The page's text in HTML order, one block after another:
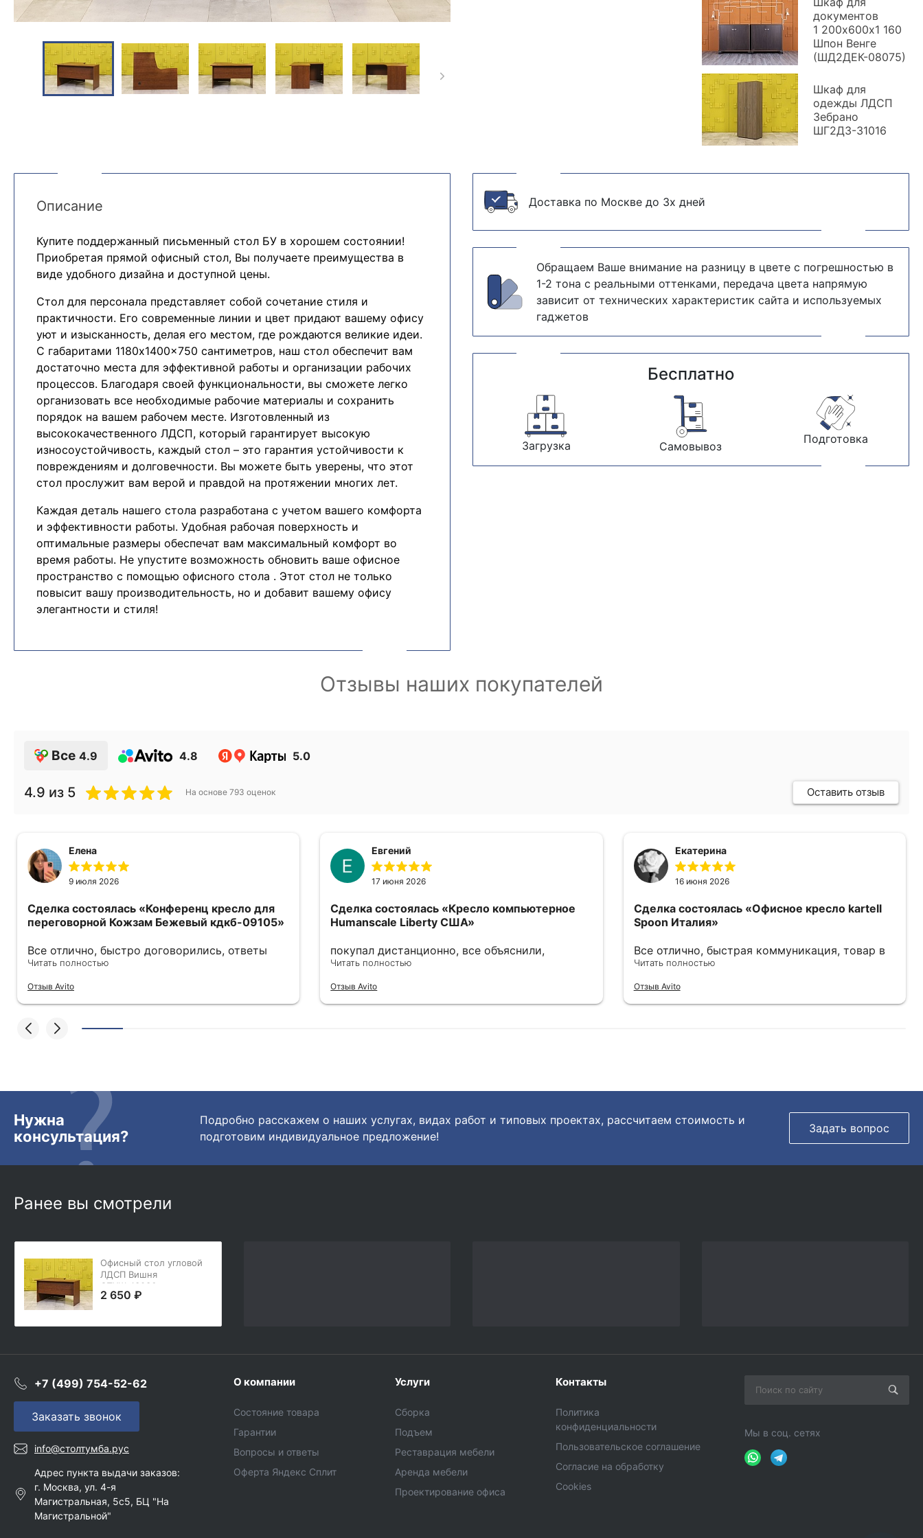
документов
1 200х600х1 160
Шпон Венге
(ШД2ДЕК-08075)
Шкаф для
одежды ЛДСП
Зебрано
ШГ2ДЗ-31016
Описание
Купите поддержанный письменный стол БУ в хорошем состоянии!
Приобретая прямой офисный стол, Вы получаете преимущества в
виде удобного дизайна и доступной цены.
Cтол для персонала представляет собой сочетание стиля и
практичности. Его современные линии и цвет придают вашему офису
уют и изысканность, делая его местом, где рождаются великие идеи.
С габаритами 1180x1400x750 сантиметров, наш стол обеспечит вам
достаточно места для эффективной работы и организации рабочих
процессов. Благодаря своей функциональности, вы сможете легко
организовать все необходимые рабочие материалы и сохранить
порядок на вашем рабочем месте. Изготовленный из
высококачественного ЛДСП, который гарантирует высокую
износоустойчивость, каждый стол – это гарантия устойчивости к
повреждениям и долговечности. Вы можете быть уверены, что этот
стол прослужит вам верой и правдой на протяжении многих лет.
Каждая деталь нашего стола разработана с учетом вашего комфорта
и эффективности работы. Удобная рабочая поверхность и
оптимальные размеры обеспечат вам максимальный комфорт во
время работы. Не упустите возможность обновить ваше офисное
пространство с помощью офисного стола . Этот стол не только
повысит вашу производительность, но и добавит вашему офису
элегантности и стиля!
Доставка по Москве до 3х дней
Обращаем Ваше внимание на разницу в цвете с погрешностью в
1-2 тона с реальными оттенками, передача цвета напрямую
зависит от технических характеристик сайта и используемых
гаджетов
Бесплатно
Загрузка Самовывоз
Подготовка
Отзывы наших покупателей
Все 4.9 4.8 5.0
4.9 из 5 На основе 793 оценок Оставить отзыв
Елена
9 июля 2026
Сделка состоялась «Конференц кресло для
переговорной Кожзам Бежевый кдкб-09105»
Все отлично, быстро договорились, ответы
очень быстрые, всегда на связи. Все подробно
были на разных складах их переместили на
один. Так же грамотно сориентировали
Спасибо огромное🙏🏼
Читать полностью
Отзыв Avito
Евгений
17 июня 2026
Сделка состоялась «Кресло компьютерное
Humanscale Liberty США»
покупал дистанционно, все объяснили,
показали, сделали фото и видео по запросу.
дальнейшем хорошо упаковали. однозначно
рекомендую.
Читать полностью
Отзыв Avito
Екатерина
16 июня 2026
Сделка состоялась «Офисное кресло kartell
Spoon Италия»
Все отлично, быстрая коммуникация, товар в
отличном состоянии.
Читать полностью
Отзыв Avito
Нужна
консультация?
Подробно расскажем о наших услугах, видах работ и типовых проектах, рассчитаем стоимость и
подготовим индивидуальное предложение!
Задать вопрос
Ранее вы смотрели
Офисный стол угловой
ЛДСП Вишня
СПУШ-13036
2 650 ₽
+7 (499) 754-52-62
Заказать звонок
info@столтумба.рус
Адрес пункта выдачи заказов:
г. Москва, ул. 4-я
Магистральная, 5с5, БЦ "На
Магистральной"
О компании
Состояние товара
Гарантии
Вопросы и ответы
Оферта Яндекс Сплит
Услуги
Сборка
Подъем
Реставрация мебели
Аренда мебели
Проектирование офиса
Контакты
Политика
конфиденциальности
Пользовательское соглашение
Согласие на обработку
Cookies
Мы в соц. сетях